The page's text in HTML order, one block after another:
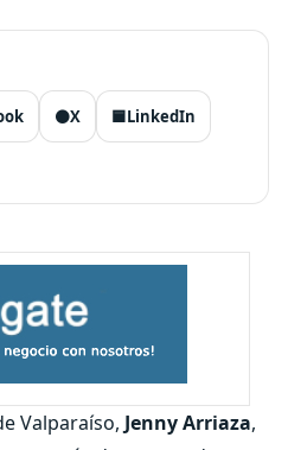
⚫X 🟦LinkedIn
Valparaíso, Jenny Arriaza,